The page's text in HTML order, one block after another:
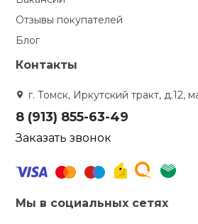
Отзывы покупателей
Блог
Контакты
г. Томск, Иркутский тракт, д.12,
8 (913) 855-63-49
Заказать звонок
Мы в социальных сетях